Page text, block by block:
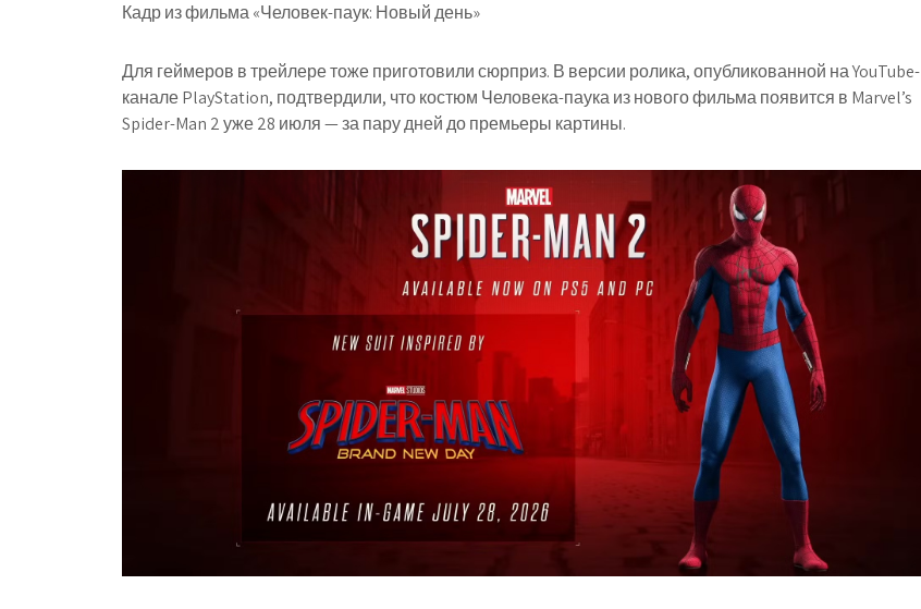
Кадр из фильма «Человек-паук: Новый день»
Для геймеров в трейлере тоже приготовили сюрприз. В версии ролика, опубликованной на YouTube-
канале PlayStation, подтвердили, что костюм Человека-паука из нового фильма появится в Marvel’s
Spider-Man 2 уже 28 июля — за пару дней до премьеры картины.